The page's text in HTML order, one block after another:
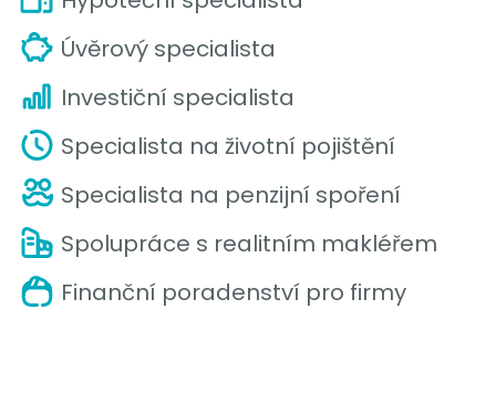
Úvěrový specialista
Investiční specialista
Specialista na životní pojištění
Specialista na penzijní spoření
Spolupráce s realitním makléřem
Finanční poradenství pro firmy